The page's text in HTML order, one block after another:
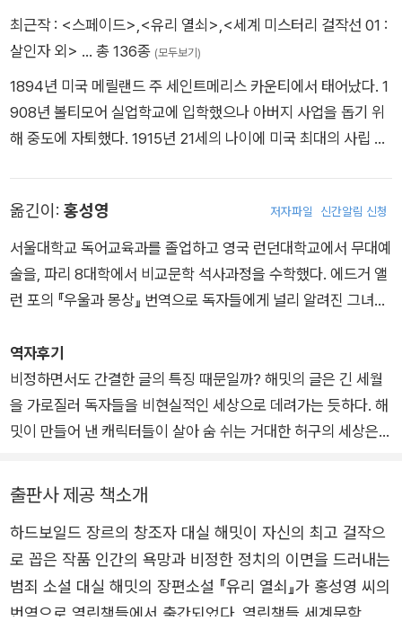
최근작 : <스페이드>,<유리 열쇠>,<세계 미스터리 걸작선 01 :
살인자 외> … 총 136종 (모두보기)
1894년 미국 메릴랜드 주 세인트메리스 카운티에서 태어났다. 1
908년 볼티모어 실업학교에 입학했으나 아버지 사업을 돕기 위
해 중도에 자퇴했다. 1915년 21세의 나이에 미국 최대의 사립 탐
927년부터 탐정 소설 비평을 게재하고 <대단한 강도>, <피의
수확>, <데인 가의 저주>, <몰타의 매> 등의 작품을 차례로 발
표했다. 제1차 세계 대전 이후 알 카포네와 같은 밀주업자가 대중
의 영웅이 되고 범죄가 들끓던 1920년대 미국 사회를 배경으로
다. 집필을 시작한 것이 1922년이고 마지막 소설이 1934년에 출
간되었기 때문에 창작 경력은 비교적 짧다고 할 수 있다. 그 후로
는 영화 일에 몰두했으며, 그의 작품 또한 영화로 다수 만들어졌
다. 특히 <몰타의 매>는 무려 세 번이나 영화화되었다. 1940년
2년 사병으로 재입대해 제2차 세계 대전에 참전했고 1945년 제
대한 뒤 제퍼슨 사회과학 대학에서 추리소설 작법을 가르쳤다. 1
961년 사망해 알링턴 국립 묘지에 묻혔다. 주요 작품으로 장편 <
대단한 강도>(1927), <피의 수확>(1929), <데인 가의 저주>
(1929), <몰타의 매>(1930), <유리 열쇠>(1931), <여윈 남자
옮긴이: 홍성영 저자파일 신간알림 신청
서울대학교 독어교육과를 졸업하고 영국 런던대학교에서 무대예
술을, 파리 8대학에서 비교문학 석사과정을 수학했다. 에드거 앨
런 포의 『우울과 몽상』 번역으로 독자들에게 널리 알려진 그녀는
‘리플리 5부작’ 전권을 번역하기도 했다. 그 밖의 주요 번역 작품
으로는 퍼트리샤 콘웰의 『소설가의 죽음』, 『사형수의 지문』, 『약
탈자』, 댄 브라운의 『천사와 악마』, 가스통 르루의 『오페라의 유
령』, 아나이스 닌의 『헨리와 준』, 노먼 메일러의 『숲속의 성』, 스
역자후기
비정하면서도 간결한 글의 특징 때문일까? 해밋의 글은 긴 세월
을 가로질러 독자들을 비현실적인 세상으로 데려가는 듯하다. 해
밋이 만들어 낸 캐릭터들이 살아 숨 쉬는 거대한 허구의 세상은
고 마침내 독자들이 마지막 페이지를 넘겼을 때, 그 세상은 마치
총성이 울려 퍼지듯, 연기처럼 간결하게, 아무런 흔적도 없이 사
라져 버리는 듯하다.
출판사 제공 책소개
하드보일드 장르의 창조자 대실 해밋이 자신의 최고 걸작으
로 꼽은 작품 인간의 욕망과 비정한 정치의 이면을 드러내는
범죄 소설 대실 해밋의 장편소설 『유리 열쇠』가 홍성영 씨의
번역으로 열린책들에서 출간되었다. 열린책들 세계문학 시